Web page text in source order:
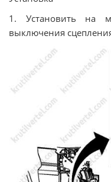
1. Установить на
выключения